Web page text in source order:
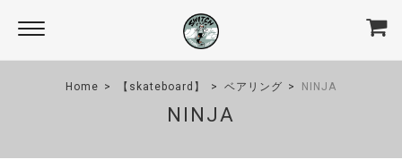
Home 【skateboard】 ベアリング NINJA
NINJA